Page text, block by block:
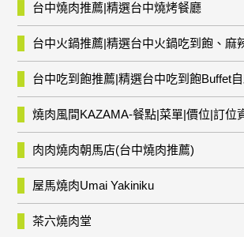
台中燒肉推薦|精選台中燒烤餐廳
台中吃到飽推薦|精選台中吃到飽Buffet
燒肉風間KAZAMA-餐點|菜單|價位|訂位
肉肉燒肉朝馬店(台中燒肉推薦)
屋馬燒肉Umai Yakiniku
茶六燒肉堂